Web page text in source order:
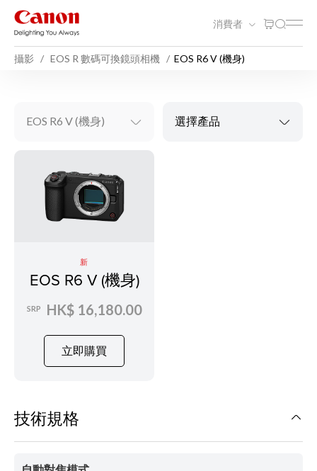
消費者
攝影 EOS R 數碼可換鏡頭相機 EOS R6 V (機身)
EOS R6 V (機身) 選擇產品
新
EOS R6 V (機身)
SRP HK$ 16,180.00
立即購買
技術規格